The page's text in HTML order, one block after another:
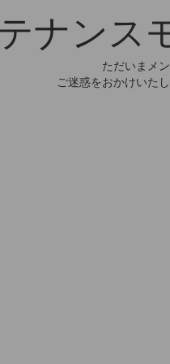
ナンス
ただいまメ
ご迷惑をおかけいた